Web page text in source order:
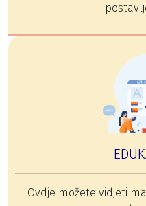
Ovdje možete vidjeti